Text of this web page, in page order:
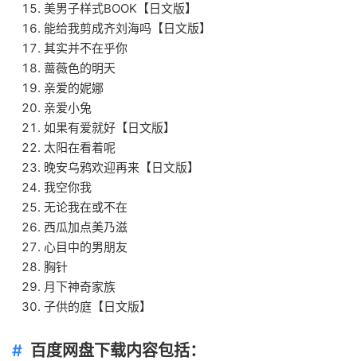
美男子样式BOOK【日文版】
能给我剪成齐刘海吗【日文版】
其实并不在乎你
蔷薇色的明天
亲爱的妮娜
亲爱小兔
如果有爱就好【日文版】
太阳在看着呢
晚安乌鸦欢迎再来【日文版】
我空你我
无论我在或不在
西瓜加点美乃滋
心目中的男朋友
胸针
月下神奇家族
子供的庭【日文版】
百度网盘下载内容包括：